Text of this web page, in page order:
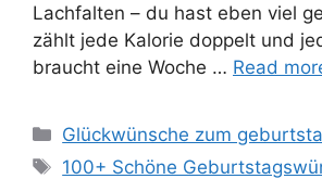
Lachfalten – du hast eben viel
zählt jede Kalorie doppelt und
braucht eine Woche … Read
Categories
Glückwünsche zum
Tags
100+ Schöne